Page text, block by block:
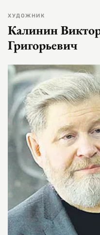
ХУДОЖНИК
Калинин
Григорьевич